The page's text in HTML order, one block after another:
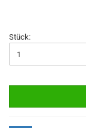
Stück: